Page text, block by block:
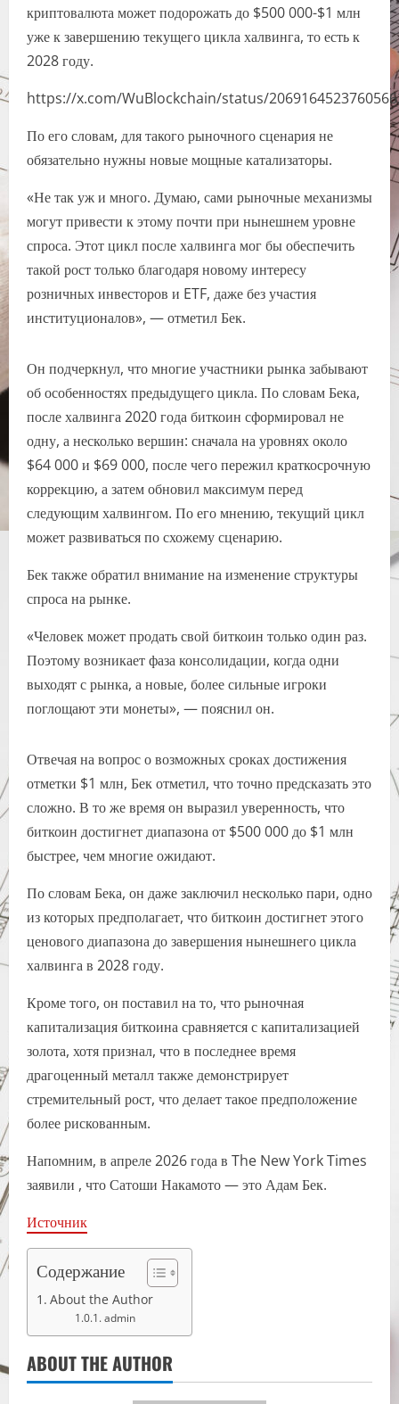
криптовалюта может подорожать до $500 000-$1 млн
уже к завершению текущего цикла халвинга, то есть к
2028 году.
https://x.com/WuBlockchain/status/
По его словам, для такого рыночного сценария не
обязательно нужны новые мощные катализаторы.
«Не так уж и много. Думаю, сами рыночные механизмы
могут привести к этому почти при нынешнем уровне
спроса. Этот цикл после халвинга мог бы обеспечить
такой рост только благодаря новому интересу
розничных инвесторов и ETF, даже без участия
институционалов», — отметил Бек.
Он подчеркнул, что многие участники рынка забывают
об особенностях предыдущего цикла. По словам Бека,
после халвинга 2020 года биткоин сформировал не
одну, а несколько вершин: сначала на уровнях около
$64 000 и $69 000, после чего пережил краткосрочную
коррекцию, а затем обновил максимум перед
следующим халвингом. По его мнению, текущий цикл
может развиваться по схожему сценарию.
Бек также обратил внимание на изменение структуры
спроса на рынке.
«Человек может продать свой биткоин только один раз.
Поэтому возникает фаза консолидации, когда одни
выходят с рынка, а новые, более сильные игроки
поглощают эти монеты», — пояснил он.
Отвечая на вопрос о возможных сроках достижения
отметки $1 млн, Бек отметил, что точно предсказать это
сложно. В то же время он выразил уверенность, что
биткоин достигнет диапазона от $500 000 до $1 млн
быстрее, чем многие ожидают.
По словам Бека, он даже заключил несколько пари, одно
из которых предполагает, что биткоин достигнет этого
ценового диапазона до завершения нынешнего цикла
халвинга в 2028 году.
Кроме того, он поставил на то, что рыночная
капитализация биткоина сравняется с капитализацией
золота, хотя признал, что в последнее время
драгоценный металл также демонстрирует
стремительный рост, что делает такое предположение
более рискованным.
Напомним, в апреле 2026 года в The New York Times
заявили , что Сатоши Накамото — это Адам Бек.
Источник
Содержание
About the Author
admin
ABOUT THE AUTHOR